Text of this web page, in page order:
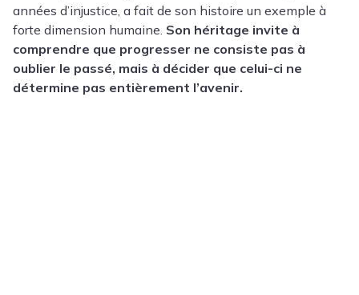
années d’injustice, a fait de son histoire un exemple à
forte dimension humaine. Son héritage invite à
comprendre que progresser ne consiste pas à
oublier le passé, mais à décider que celui-ci ne
détermine pas entièrement l’avenir.